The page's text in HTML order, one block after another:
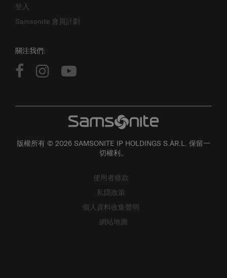
登入
Samsonite 會員計劃
關注我們:
版權所有 © 2026 SAMSONITE IP HOLDINGS S.ÀR.L. 保留一
切權利。
使用者條款
私隱政策
個人資料收集聲明
網站地圖